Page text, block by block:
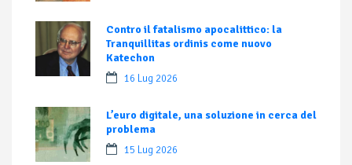
Contro il fatalismo apocalittico: la
Tranquillitas ordinis come nuovo
Katechon
16 Lug 2026
L’euro digitale, una soluzione in cerca del
problema
15 Lug 2026